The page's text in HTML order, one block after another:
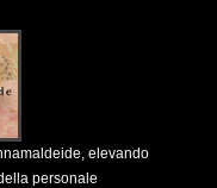
elevando
personale